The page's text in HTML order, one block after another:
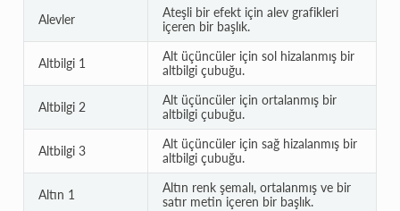
Alevler
Ateşli bir efekt için alev grafikleri
içeren bir başlık.
Altbilgi 1
Alt üçüncüler için sol hizalanmış bir
altbilgi çubuğu.
Altbilgi 2
Alt üçüncüler için ortalanmış bir
altbilgi çubuğu.
Altbilgi 3
Alt üçüncüler için sağ hizalanmış bir
altbilgi çubuğu.
Altın 1
Altın renk şemalı, ortalanmış ve bir
satır metin içeren bir başlık.